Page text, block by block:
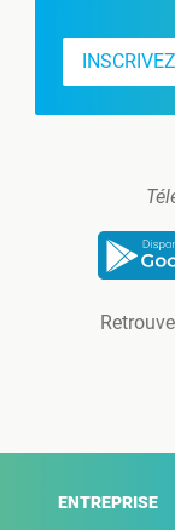
ENTREPRISE